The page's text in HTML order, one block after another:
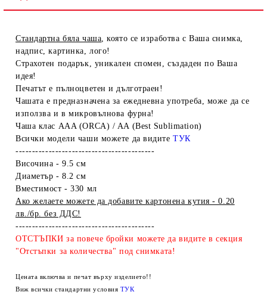
Стандартна бяла чаша, която се изработва с Ваша снимка,
надпис, картинка, лого!
Страхотен подарък, уникален спомен, създаден по Ваша
идея!
Печатът е пълноцветен и дълготраен!
Чашата е предназначена за ежедневна употреба, може да се
използва и в микровълнова фурна!
Чаша клас AAA (ORCA) / AA (Best Sublimation)
Всички модели чаши можете да видитеТУК
------------------------------------------
Височина - 9.5 см
Диаметър - 8.2 см
Вместимост - 330 мл
Ако желаете можете да добавите картонена кутия - 0.20
лв./бр. без ДДС!
------------------------------------------
ОТСТЪПКИ за повече бройки можете да видите в секция
"Отстъпки за количества" под снимката!
Цената включва и печат върху изделието!!
Виж всички стандартни условия ТУК